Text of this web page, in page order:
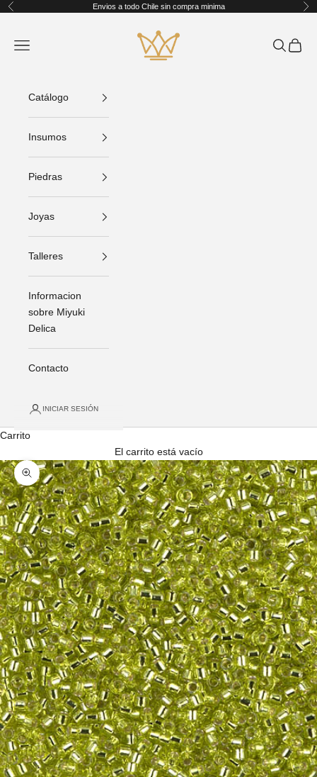
Ir al contenido
Anterior Envios a todo Chile sin compra minima
King Crafts
Abrir menú de navegación
AbrirAbrir
Catálogo
Insumos
Piedras
Joyas
Talleres
Informacion
sobre Miyuki
Delica
Contacto
INICIAR SESIÓN
Carrito
El carrito está vacío
Zoom